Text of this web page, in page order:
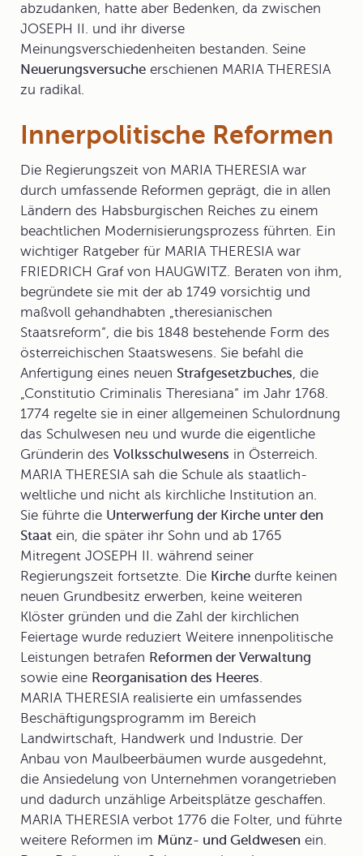
abzudanken, hatte aber Bedenken, da zwischen
JOSEPH II. und ihr diverse
Meinungsverschiedenheiten bestanden. Seine
Neuerungsversuche erschienen MARIA THERESIA
zu radikal.
Innerpolitische Reformen
Die Regierungszeit von MARIA THERESIA war
durch umfassende Reformen geprägt, die in allen
Ländern des Habsburgischen Reiches zu einem
beachtlichen Modernisierungsprozess führten. Ein
wichtiger Ratgeber für MARIA THERESIA war
FRIEDRICH Graf von HAUGWITZ. Beraten von ihm,
begründete sie mit der ab 1749 vorsichtig und
maßvoll gehandhabten „theresianischen
Staatsreform“, die bis 1848 bestehende Form des
österreichischen Staatswesens. Sie befahl die
Anfertigung eines neuen Strafgesetzbuches, die
„Constitutio Criminalis Theresiana“ im Jahr 1768.
1774 regelte sie in einer allgemeinen Schulordnung
das Schulwesen neu und wurde die eigentliche
Gründerin des Volksschulwesens in Österreich.
MARIA THERESIA sah die Schule als staatlich-
weltliche und nicht als kirchliche Institution an.
Sie führte die Unterwerfung der Kirche unter den
Staat ein, die später ihr Sohn und ab 1765
Mitregent JOSEPH II. während seiner
Regierungszeit fortsetzte. Die Kirche durfte keinen
neuen Grundbesitz erwerben, keine weiteren
Klöster gründen und die Zahl der kirchlichen
Feiertage wurde reduziert Weitere innenpolitische
Leistungen betrafen Reformen der Verwaltung
sowie eine Reorganisation des Heeres.
MARIA THERESIA realisierte ein umfassendes
Beschäftigungsprogramm im Bereich
Landwirtschaft, Handwerk und Industrie. Der
Anbau von Maulbeerbäumen wurde ausgedehnt,
die Ansiedelung von Unternehmen vorangetrieben
und dadurch unzählige Arbeitsplätze geschaffen.
MARIA THERESIA verbot 1776 die Folter, und führte
weitere Reformen im Münz- und Geldwesen ein.